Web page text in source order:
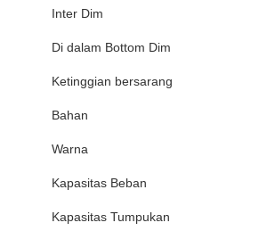
Inter Dim
Di dalam Bottom Dim
Ketinggian bersarang
Bahan
Warna
Kapasitas Beban
Kapasitas Tumpukan